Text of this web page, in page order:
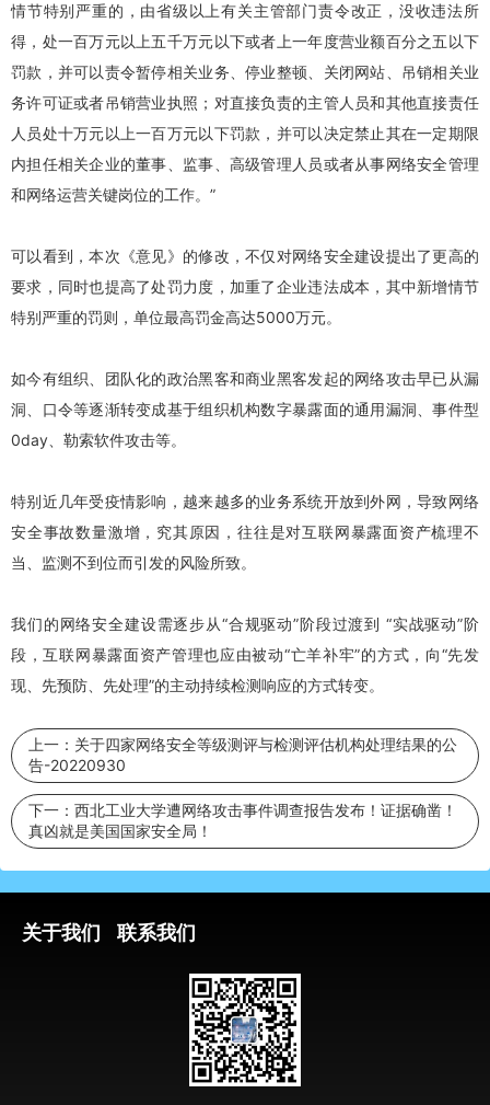
情节特别严重的，由省级以上有关主管部门责令改正，没收违法所
得，处一百万元以上五千万元以下或者上一年度营业额百分之五以下
罚款，并可以责令暂停相关业务、停业整顿、关闭网站、吊销相关业
务许可证或者吊销营业执照；对直接负责的主管人员和其他直接责任
人员处十万元以上一百万元以下罚款，并可以决定禁止其在一定期限
内担任相关企业的董事、监事、高级管理人员或者从事网络安全管理
和网络运营关键岗位的工作。”
可以看到，本次《意见》的修改，不仅对网络安全建设提出了更高的
要求，同时也提高了处罚力度，加重了企业违法成本，其中新增情节
特别严重的罚则，单位最高罚金高达5000万元。
如今有组织、团队化的政治黑客和商业黑客发起的网络攻击早已从漏
洞、口令等逐渐转变成基于组织机构数字暴露面的通用漏洞、事件型
0day、勒索软件攻击等。
特别近几年受疫情影响，越来越多的业务系统开放到外网，导致网络
安全事故数量激增，究其原因，往往是对互联网暴露面资产梳理不
当、监测不到位而引发的风险所致。
我们的网络安全建设需逐步从“合规驱动”阶段过渡到 “实战驱动”阶
段，互联网暴露面资产管理也应由被动“亡羊补牢”的方式，向“先发
现、先预防、先处理”的主动持续检测响应的方式转变。
上一： 关于四家网络安全等级测评与检测评估机构处理结果的公
告-20220930
下一： 西北工业大学遭网络攻击事件调查报告发布！证据确凿！
真凶就是美国国家安全局！
关于我们 联系我们